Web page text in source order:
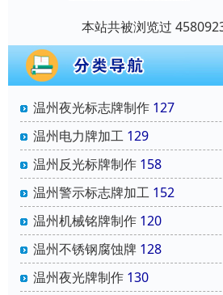
本站共被浏览过
温州夜光标志牌制作 127
温州电力牌加工 129
温州反光标牌制作 158
温州警示标志牌加工 152
温州机械铭牌制作 120
温州不锈钢腐蚀牌 128
温州夜光牌制作 130